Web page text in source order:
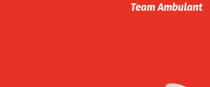
Team Ambulant
uns eng ab.